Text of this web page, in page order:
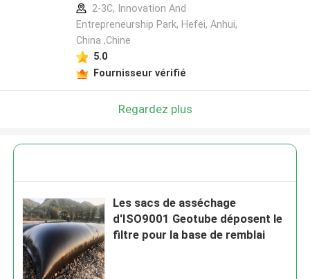
2-3C, Innovation And
Entrepreneurship Park, Hefei, Anhui,
China ,Chine
5.0
Fournisseur vérifié
Regardez plus
Les sacs de asséchage
d'ISO9001 Geotube déposent le
filtre pour la base de remblai